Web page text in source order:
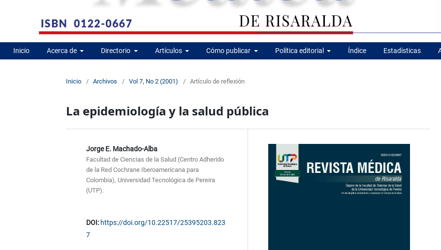
Inicio Acerca de Directorio Artículos Cómo publicar Política editorial Índice Estadísticas
Inicio / Archivos / Vol 7, No 2 (2001) / Artículo de reflexión
La epidemiología y la salud pública
Jorge E. Machado-Alba
Facultad de Ciencias de la Salud (Centro Adherido
de la Red Cochrane Iberoamericana para
Colombia), Universidad Tecnológica de Pereira
(UTP).
DOI: https://doi.org/10.22517/25395203.823
7